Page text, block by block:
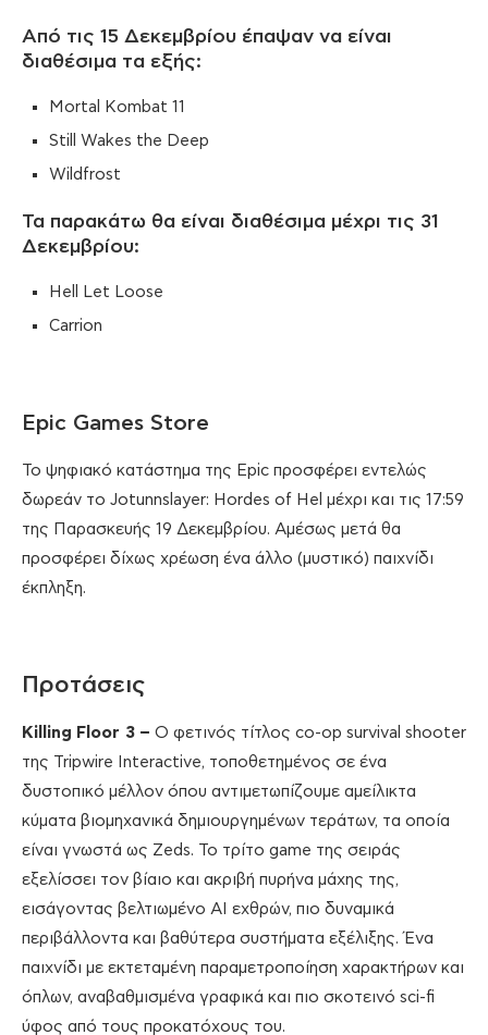
Από τις 15 Δεκεμβρίου έπαψαν να είναι
διαθέσιμα τα εξής:
Mortal Kombat 11
Still Wakes the Deep
Wildfrost
Τα παρακάτω θα είναι διαθέσιμα μέχρι τις 31
Δεκεμβρίου:
Hell Let Loose
Carrion
Epic Games Store
Το ψηφιακό κατάστημα της Epic προσφέρει εντελώς
δωρεάν το Jotunnslayer: Hordes of Hel μέχρι και τις 17:59
της Παρασκευής 19 Δεκεμβρίου. Αμέσως μετά θα
προσφέρει δίχως χρέωση ένα άλλο (μυστικό) παιχνίδι
έκπληξη.
Προτάσεις
Killing Floor 3 – Ο φετινός τίτλος co-op survival shooter
της Tripwire Interactive, τοποθετημένος σε ένα
δυστοπικό μέλλον όπου αντιμετωπίζουμε αμείλικτα
κύματα βιομηχανικά δημιουργημένων τεράτων, τα οποία
είναι γνωστά ως Zeds. Το τρίτο game της σειράς
εξελίσσει τον βίαιο και ακριβή πυρήνα μάχης της,
εισάγοντας βελτιωμένο AI εχθρών, πιο δυναμικά
περιβάλλοντα και βαθύτερα συστήματα εξέλιξης. Ένα
παιχνίδι με εκτεταμένη παραμετροποίηση χαρακτήρων και
όπλων, αναβαθμισμένα γραφικά και πιο σκοτεινό sci-fi
ύφος από τους προκατόχους του.